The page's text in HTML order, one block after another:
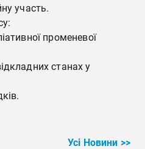
участь.
променевої
станах у
Усі Новини >>